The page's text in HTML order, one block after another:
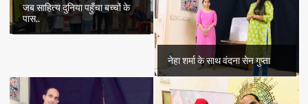
जब साहित्य दुनिया पहुँचा बच्चों के
पास..
नेहा शर्मा के साथ वंदना सेन गुप्ता